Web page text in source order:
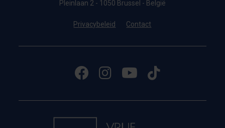
Pleinlaan 2 - 1050 Brussel - België
Privacybeleid Contact